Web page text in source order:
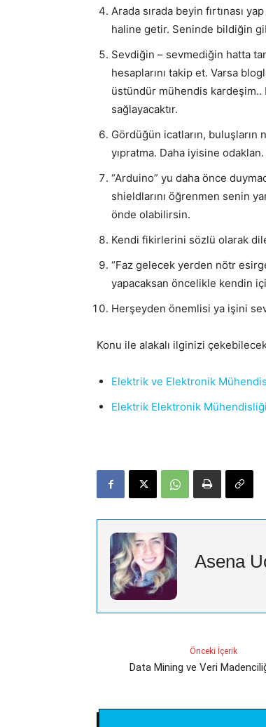
Arada sırada beyin fırtınası
haline getir. Seninde bildiğin
Sevdiğin – sevmediğin hatta
hesaplarını takip et. Varsa
üstündür mühendis kardeşim..
sağlayacaktır.
Gördüğün icatların,
yıpratma. Daha iyisine
“Arduino” yu daha önce
shieldlarını öğrenmen senin
önde olabilirsin.
Kendi fikirlerini sözlü olarak
“Faz gelecek yerden nötr
yapacaksan öncelikle kendin
Herşeyden önemlisi ya işini
Konu ile alakalı ilginizi çekebilecek
Elektrik ve Elektronik
Elektrik Elektronik Mühendisliği
Asena
Önceki İçerik
Data Mining ve Veri